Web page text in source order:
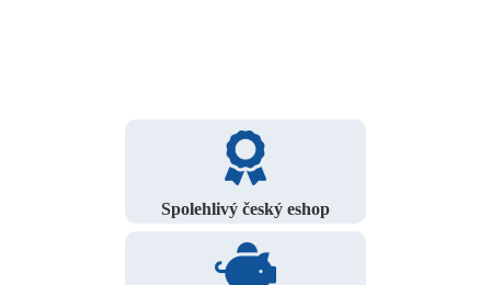
Spolehlivý český eshop